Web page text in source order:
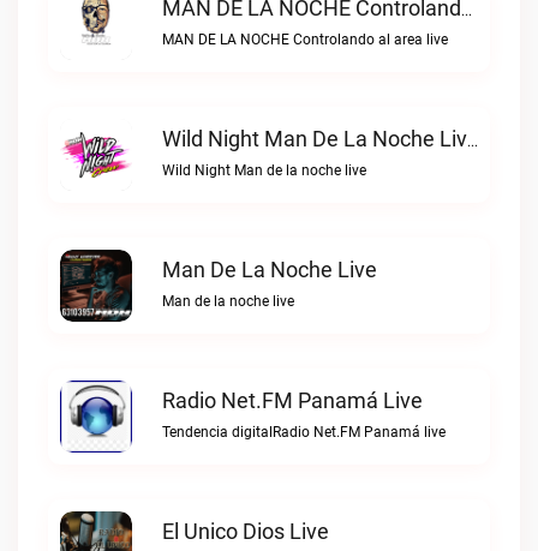
MAN DE LA NOCHE Controlando Al Area Live
MAN DE LA NOCHE Controlando al area live
Wild Night Man De La Noche Live
Wild Night Man de la noche live
Man De La Noche Live
Man de la noche live
Radio Net.FM Panamá Live
Tendencia digitalRadio Net.FM Panamá live
El Unico Dios Live